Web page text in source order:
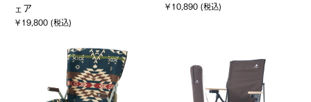
ェア
￥19,800 (税込)
￥10,890 (税込)